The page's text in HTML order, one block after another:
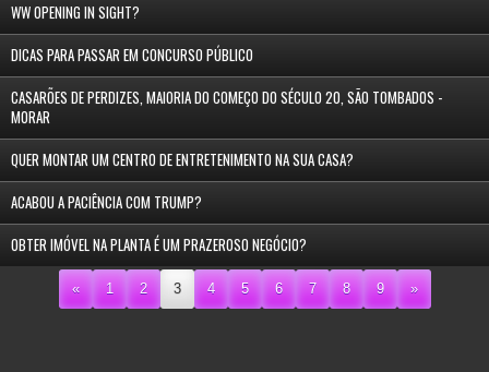
WW OPENING IN SIGHT?
DICAS PARA PASSAR EM CONCURSO PÚBLICO
CASARÕES DE PERDIZES, MAIORIA DO COMEÇO DO SÉCULO 20, SÃO TOMBADOS -
MORAR
QUER MONTAR UM CENTRO DE ENTRETENIMENTO NA SUA CASA?
ACABOU A PACIÊNCIA COM TRUMP?
OBTER IMÓVEL NA PLANTA É UM PRAZEROSO NEGÓCIO?
« 1 2 3 4 5 6 7 8 9 »